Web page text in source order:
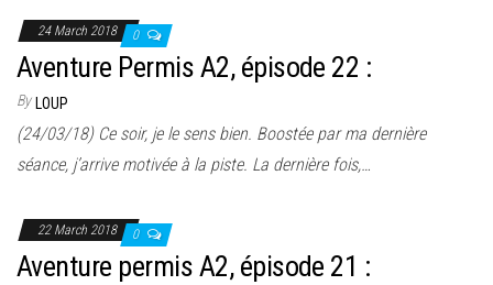
24 March 2018 0
Aventure Permis A2, épisode 22 :
By LOUP
(24/03/18) Ce soir, je le sens bien. Boostée par ma dernière
séance, j’arrive motivée à la piste. La dernière fois,…
22 March 2018 0
Aventure permis A2, épisode 21 :